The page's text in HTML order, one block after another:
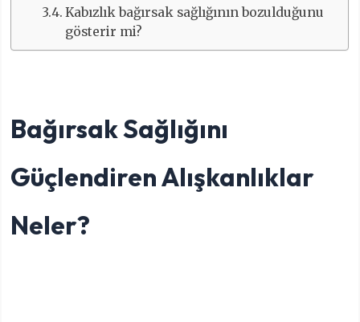
Kabızlık bağırsak sağlığının bozulduğunu
gösterir mi?
Bağırsak Sağlığını
Güçlendiren Alışkanlıklar
Neler?